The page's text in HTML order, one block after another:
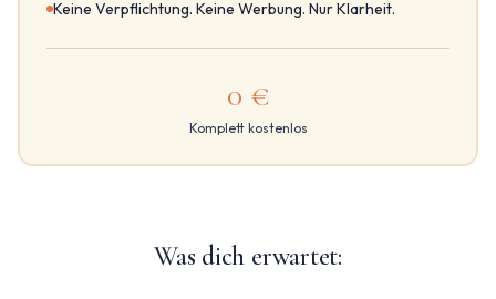
Keine Verpflichtung. Keine Werbung. Nur Klarheit.
0 €
Komplett kostenlos
Was dich erwartet: